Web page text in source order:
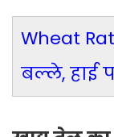
Wheat
बल्ले, हाई